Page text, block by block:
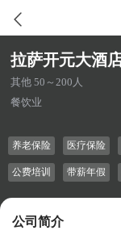
拉萨开元大酒
其他 50～200人
餐饮业
养老保险 医疗保险
公费培训 带薪年假
公司简介